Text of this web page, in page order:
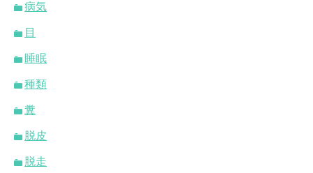
病気
目
睡眠
種類
糞
脱皮
脱走